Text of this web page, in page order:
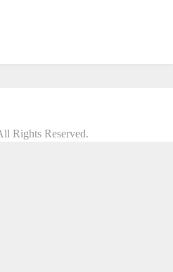
Rights Reserved.